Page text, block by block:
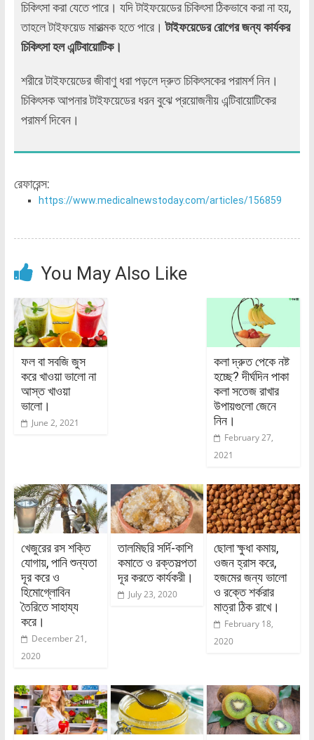
চিকিৎসা করা যেতে পারে। যদি টাইফয়েডের চিকিৎসা ঠিকভাবে করা না হয়,
তাহলে টাইফয়েড মারাত্মক হতে পারে।টাইফয়েডের রোগের জন্য কার্যকর
চিকিৎসা হল এন্টিবায়োটিক।
শরীরে টাইফয়েডের জীবাণু ধরা পড়লে দ্রুত চিকিৎসকের পরামর্শ নিন।
চিকিৎসক আপনার টাইফয়েডের ধরন বুঝে প্রয়োজনীয় এন্টিবায়োটিকের
পরামর্শ দিবেন।
রেফারেন্স:
https://www.medicalnewstoday.com/articles/156859
You May Also Like
ফল বা সবজি জুস
করে খাওয়া ভালো না
আস্ত খাওয়া
ভালো।
June 2, 2021
কলা দ্রুত পেকে নষ্ট
হচ্ছে? দীর্ঘদিন পাকা
কলা সতেজ রাখার
উপায়গুলো জেনে
নিন।
February 27,
2021
খেজুরের রস শক্তি
যোগায়, পানি শুন্যতা
দূর করে ও
হিমোগ্লোবিন
তৈরিতে সাহায্য
করে।
December 21,
2020
তালমিছরি সর্দি-কাশি
কমাতে ও রক্তসল্পতা
দূর করতে কার্যকরী।
July 23, 2020
ছোলা ক্ষুধা কমায়,
ওজন হ্রাস করে,
হজমের জন্য ভালো
ও রক্তে শর্করার
মাত্রা ঠিক রাখে।
February 18,
2020